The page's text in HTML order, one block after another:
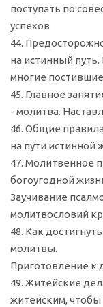
поступать по
успехов
44.
на истинный
многие
45. Главное
- молитва.
46. Общие
на пути истинной
47. Молитвенное
богоугодной
Заучивание
молитвословий
48. Как
молитвы.
Приготовление
49. Житейские
житейским, чтобы